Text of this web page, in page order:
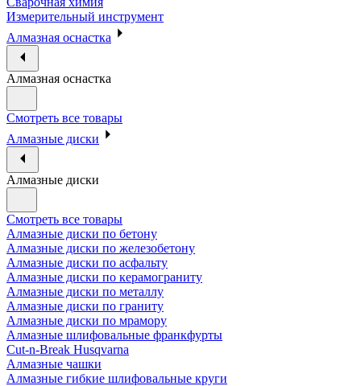
Измерительный инструмент
Алмазная оснастка
Алмазная оснастка
Смотреть все товары
Алмазные диски
Алмазные диски
Смотреть все товары
Алмазные диски по бетону
Алмазные диски по железобетону
Алмазные диски по асфальту
Алмазные диски по керамограниту
Алмазные диски по металлу
Алмазные диски по граниту
Алмазные диски по мрамору
Алмазные шлифовальные франкфурты
Cut-n-Break Husqvarna
Алмазные чашки
Алмазные гибкие шлифовальные круги